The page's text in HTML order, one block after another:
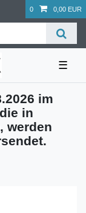
0 0,00 EUR
☰
im
in
werden